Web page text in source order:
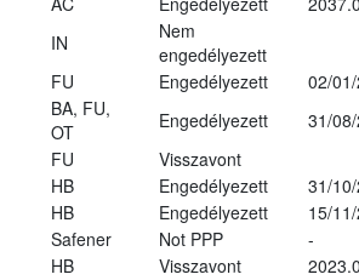
IN
Nem
engedélyezett
FU Engedélyezett
02/
BA, FU,
OT
Engedélyezett
31/
FU
Visszavont
HB Engedélyezett
31/
HB Engedélyezett
15/
Safener Not PPP
-
HB Visszavont